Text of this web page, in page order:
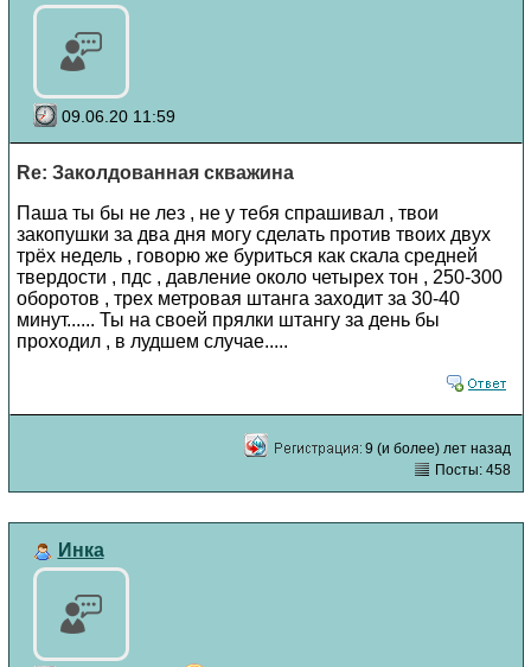
09.06.20 11:59
Re: Заколдованная скважина
Паша ты бы не лез , не у тебя спрашивал , твои
закопушки за два дня могу сделать против твоих двух
трёх недель , говорю же буриться как скала средней
твердости , пдс , давление около четырех тон , 250-300
оборотов , трех метровая штанга заходит за 30-40
минут...... Ты на своей прялки штангу за день бы
проходил , в лудшем случае.....
9 (и более) лет назад
Посты: 458
Инка